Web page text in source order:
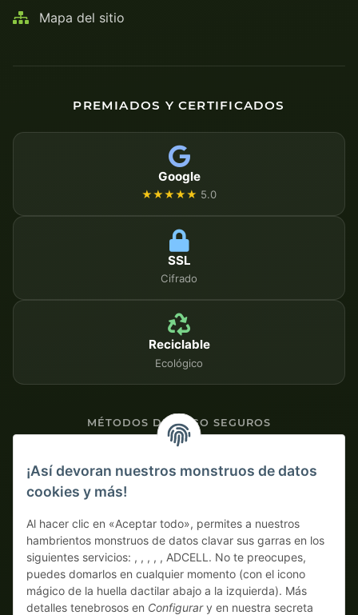
Mapa del sitio
PREMIADOS Y CERTIFICADOS
Google
★★★★★ 5.0
SSL
Cifrado
Reciclable
Ecológico
MÉTODOS DE PAGO SEGUROS
Pago por adelantado con descuento
¡Así devoran nuestros monstruos de datos
cookies y más!
Al hacer clic en «Aceptar todo», permites a nuestros
hambrientos monstruos de datos clavar sus garras en los
siguientes servicios: , , , , , ADCELL. No te preocupes,
puedes domarlos en cualquier momento (con el icono
mágico de la huella dactilar abajo a la izquierda). Más
detalles tenebrosos en Configurary en nuestra secreta